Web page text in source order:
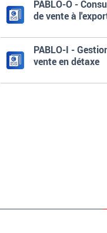
PABLO-O -
de vente à
PABLO-I -
vente en détaxe